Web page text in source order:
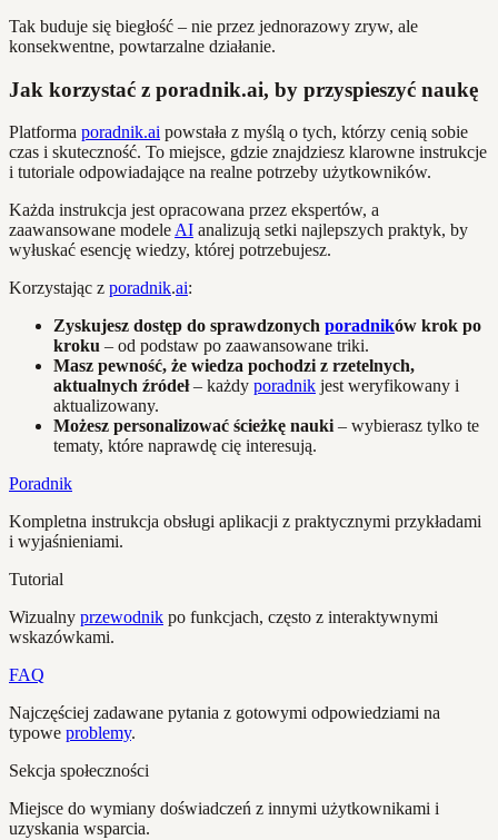
Tak buduje się biegłość – nie przez jednorazowy zryw, ale
konsekwentne, powtarzalne działanie.
Jak korzystać z poradnik.ai, by przyspieszyć naukę
Platforma poradnik.ai powstała z myślą o tych, którzy cenią sobie
czas i skuteczność. To miejsce, gdzie znajdziesz klarowne instrukcje
i tutoriale odpowiadające na realne potrzeby użytkowników.
Każda instrukcja jest opracowana przez ekspertów, a
zaawansowane modeleAI analizują setki najlepszych praktyk, by
wyłuskać esencję wiedzy, której potrzebujesz.
Korzystając z poradnik.ai:
Zyskujesz dostęp do sprawdzonych poradników krok po
kroku – od podstaw po zaawansowane triki.
Masz pewność, że wiedza pochodzi z rzetelnych,
aktualnych źródeł– każdy poradnik jest weryfikowany i
aktualizowany.
Możesz personalizować ścieżkę nauki– wybierasz tylko te
tematy, które naprawdę cię interesują.
Poradnik
Kompletna instrukcja obsługi aplikacji z praktycznymi przykładami
i wyjaśnieniami.
Tutorial
Wizualny przewodnik po funkcjach, często z interaktywnymi
wskazówkami.
FAQ
Najczęściej zadawane pytania z gotowymi odpowiedziami na
typowe problemy.
Sekcja społeczności
Miejsce do wymiany doświadczeń z innymi użytkownikami i
uzyskania wsparcia.